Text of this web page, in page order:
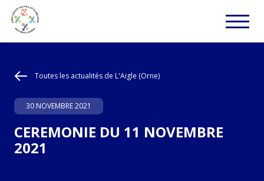
Toutes les actualités de L'Aigle (Orne)
30 NOVEMBRE 2021
CEREMONIE DU 11 NOVEMBRE
2021